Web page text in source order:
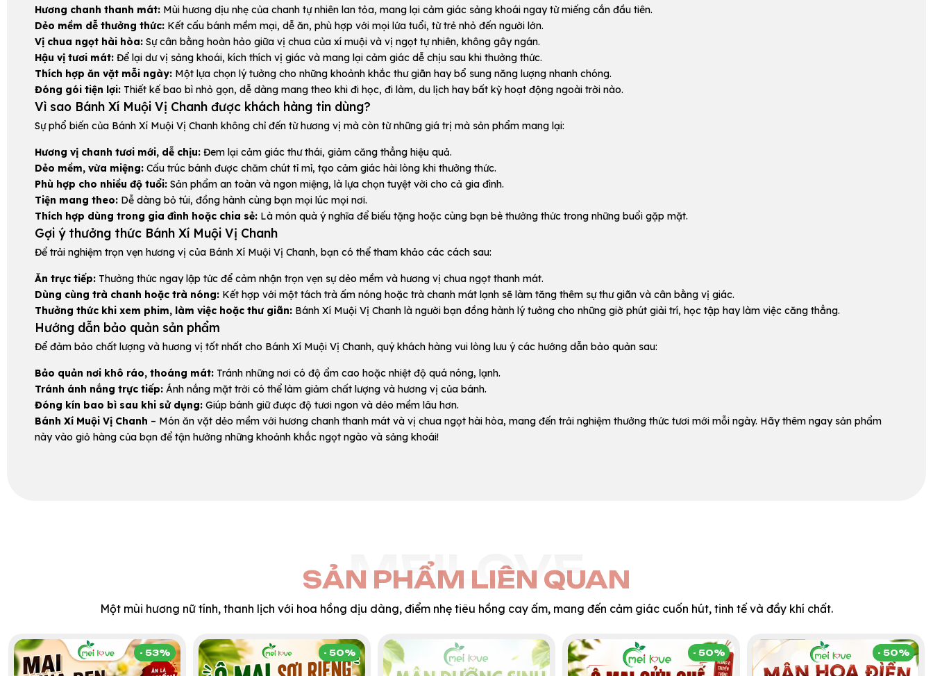
Hương chanh thanh mát: Mùi hương dịu nhẹ của chanh tự nhiên lan tỏa, mang lại cảm giác sảng khoái ngay từ miếng cắn đầu tiên.
Dẻo mềm dễ thưởng thức: Kết cấu bánh mềm mại, dễ ăn, phù hợp với mọi lứa tuổi, từ trẻ nhỏ đến người lớn.
Vị chua ngọt hài hòa: Sự cân bằng hoàn hảo giữa vị chua của xí muội và vị ngọt tự nhiên, không gây ngán.
Hậu vị tươi mát: Để lại dư vị sảng khoái, kích thích vị giác và mang lại cảm giác dễ chịu sau khi thưởng thức.
Thích hợp ăn vặt mỗi ngày: Một lựa chọn lý tưởng cho những khoảnh khắc thư giãn hay bổ sung năng lượng nhanh chóng.
Đóng gói tiện lợi: Thiết kế bao bì nhỏ gọn, dễ dàng mang theo khi đi học, đi làm, du lịch hay bất kỳ hoạt động ngoài trời nào.
Vì sao Bánh Xí Muội Vị Chanh được khách hàng tin dùng?
Sự phổ biến của Bánh Xí Muội Vị Chanh không chỉ đến từ hương vị mà còn từ những giá trị mà sản phẩm mang lại:
Hương vị chanh tươi mới, dễ chịu: Đem lại cảm giác thư thái, giảm căng thẳng hiệu quả.
Dẻo mềm, vừa miệng: Cấu trúc bánh được chăm chút tỉ mỉ, tạo cảm giác hài lòng khi thưởng thức.
Phù hợp cho nhiều độ tuổi: Sản phẩm an toàn và ngon miệng, là lựa chọn tuyệt vời cho cả gia đình.
Tiện mang theo: Dễ dàng bỏ túi, đồng hành cùng bạn mọi lúc mọi nơi.
Thích hợp dùng trong gia đình hoặc chia sẻ: Là món quà ý nghĩa để biếu tặng hoặc cùng bạn bè thưởng thức trong những buổi gặp mặt.
Gợi ý thưởng thức Bánh Xí Muội Vị Chanh
Để trải nghiệm trọn vẹn hương vị của Bánh Xí Muội Vị Chanh, bạn có thể tham khảo các cách sau:
Ăn trực tiếp: Thưởng thức ngay lập tức để cảm nhận trọn vẹn sự dẻo mềm và hương vị chua ngọt thanh mát.
Dùng cùng trà chanh hoặc trà nóng: Kết hợp với một tách trà ấm nóng hoặc trà chanh mát lạnh sẽ làm tăng thêm sự thư giãn và cân bằng vị giác.
Thưởng thức khi xem phim, làm việc hoặc thư giãn: Bánh Xí Muội Vị Chanh là người bạn đồng hành lý tưởng cho những giờ phút giải trí, học tập hay làm việc căng thẳng.
Hướng dẫn bảo quản sản phẩm
Để đảm bảo chất lượng và hương vị tốt nhất cho Bánh Xí Muội Vị Chanh, quý khách hàng vui lòng lưu ý các hướng dẫn bảo quản sau:
Bảo quản nơi khô ráo, thoáng mát: Tránh những nơi có độ ẩm cao hoặc nhiệt độ quá nóng, lạnh.
Tránh ánh nắng trực tiếp: Ánh nắng mặt trời có thể làm giảm chất lượng và hương vị của bánh.
Đóng kín bao bì sau khi sử dụng: Giúp bánh giữ được độ tươi ngon và dẻo mềm lâu hơn.
Bánh Xí Muội Vị Chanh – Món ăn vặt dẻo mềm với hương chanh thanh mát và vị chua ngọt hài hòa, mang đến trải nghiệm thưởng thức tươi mới mỗi ngày. Hãy thêm ngay sản phẩm
này vào giỏ hàng của bạn để tận hưởng những khoảnh khắc ngọt ngào và sảng khoái!
MEILOVE
SẢN PHẨM LIÊN QUAN
Một mùi hương nữ tính, thanh lịch với hoa hồng dịu dàng, điểm nhẹ tiêu hồng cay ấm, mang đến cảm giác cuốn hút, tinh tế và đầy khí chất.
- 53% - 50% - 50% - 50%